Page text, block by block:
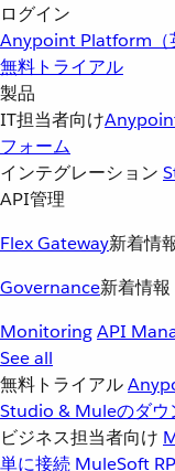
ログイン
Anypoint Platform（
無料トライアル
製品
IT担当者向け
フォーム
インテグレーション
API管理
Flex Gateway新着情
Governance新着情報
MonitoringAPI
See all
無料トライアル
Studio & Muleのダウ
ビジネス担当者向け
単に接続 MuleSoft